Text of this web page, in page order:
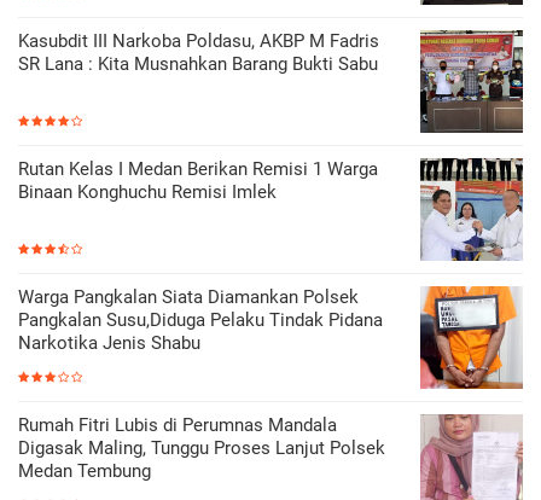
Kasubdit III Narkoba Poldasu, AKBP M Fadris
SR Lana : Kita Musnahkan Barang Bukti Sabu
Rutan Kelas I Medan Berikan Remisi 1 Warga
Binaan Konghuchu Remisi Imlek
Warga Pangkalan Siata Diamankan Polsek
Pangkalan Susu,Diduga Pelaku Tindak Pidana
Narkotika Jenis Shabu
Rumah Fitri Lubis di Perumnas Mandala
Digasak Maling, Tunggu Proses Lanjut Polsek
Medan Tembung